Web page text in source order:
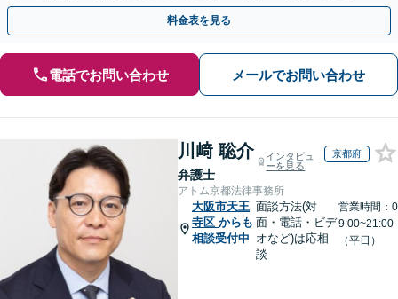
小限に抑えます。【初回相談可能】【WEB面談可能】
料金表を見る
電話でお問い合わせ メールでお問い合わせ
川﨑 聡介
弁護士
インタビュ
ーを見る
京都府
アトム京都法律事務所
大阪市天王
寺区 からも
相談受付中
面談方法(対
面・電話・ビデ
オなど)は応相
談
営業時間：0
9:00~21:00
（平日）